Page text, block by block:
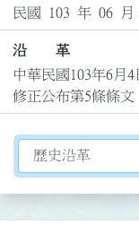
民國 103 年 06 月
沿 革
中華民國103年6月
修正公布第5條條文
切換選擇法規資訊